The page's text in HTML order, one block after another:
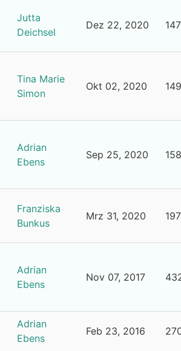
Jutta
Deichsel
Dez 22, 2020
Tina Marie
Simon
Okt 02, 2020
Adrian
Ebens
Sep 25, 2020
Franziska
Bunkus
Mrz 31, 2020
Adrian
Ebens
Nov 07, 2017
Adrian
Ebens
Feb 23, 2016